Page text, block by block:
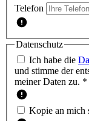
Telefon
Datenschutz
Ich habe die
und stimme der
meiner Daten zu. *
Kopie an mich